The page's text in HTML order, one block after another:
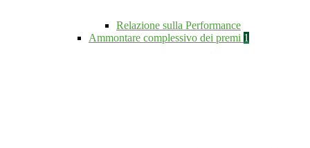
Relazione sulla Performance
Ammontare complessivo dei premi 1